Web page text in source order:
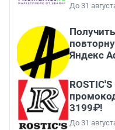
До 31
Яндекс
3199₽!
До 31